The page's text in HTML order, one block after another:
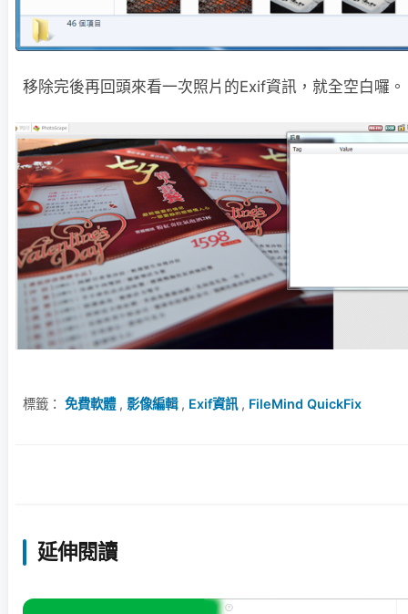
移除完後再回頭來看一次照片的Exif資訊，就全空白囉。
標籤： 免費軟體, 影像編輯, Exif資訊, FileMind QuickFix
延伸閱讀